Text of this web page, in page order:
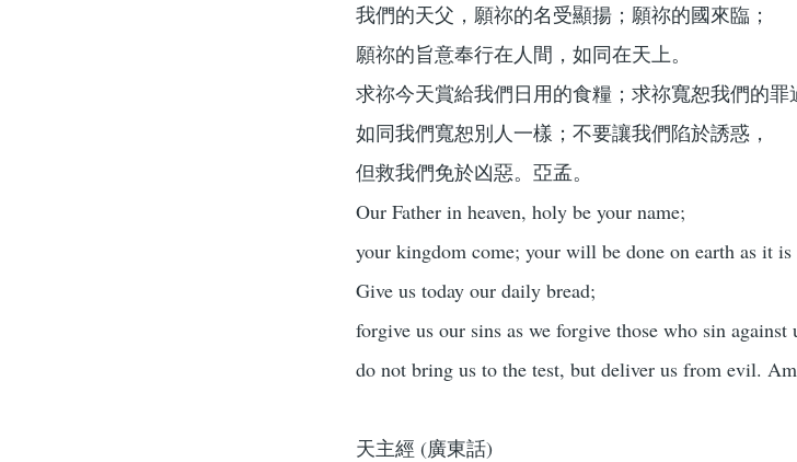
我們的天父，願祢的名受顯揚；願祢的國來臨；
願祢的旨意奉行在人間，如同在天上。
求祢今天賞給我們日用的食糧；求祢寬恕我們的罪
如同我們寬恕別人一樣；不要讓我們陷於誘惑，
但救我們免於凶惡。亞孟。
Our Father in heaven, holy be your name;
your kingdom come; your will be done on earth as it is
Give us today our daily bread;
forgive us our sins as we forgive those who sin against
do not bring us to the test, but deliver us from evil.
天主經 (廣東話)